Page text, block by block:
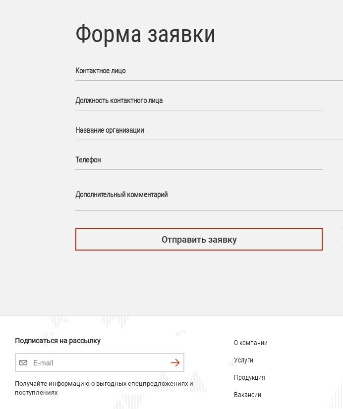
Форма заявки
Контактное лицо
Должность контактного лица
Название организации
Телефон
Дополнительный комментарий
Подписаться на рассылку
Получайте информацию о выгодных спецпредложениях и
поступлениях
О компании
Услуги
Продукция
Вакансии